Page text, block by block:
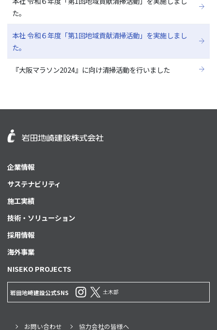
た。
本社 令和６年度「第1回地域貢献清掃活動」を実施しまし
た。
『大阪マラソン2024』に向け清掃活動を行いました
企業情報
サステナビリティ
施工実績
技術・ソリューション
採用情報
海外事業
NISEKO PROJECTS
岩田地崎建設公式SNS 土木部
お問い合わせ 協力会社の皆様へ